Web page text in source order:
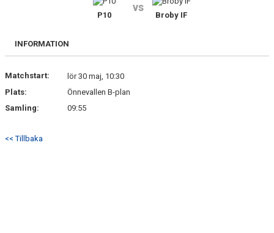
BILDGALLERI
KONTAKT
P10
vs
Broby IF
INFORMATION
Matchstart:
lör 30 maj, 10:30
Plats:
Önnevallen B-plan
Samling:
09:55
<< Tillbaka